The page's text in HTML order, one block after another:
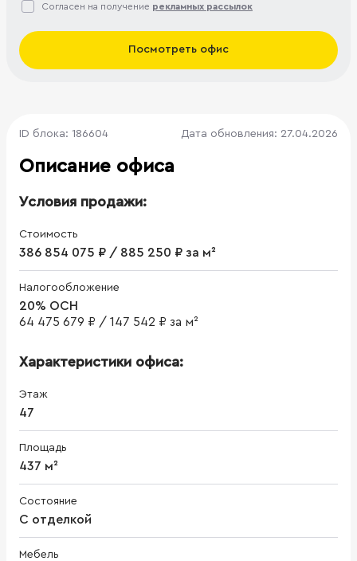
Согласен на получение рекламных рассылок
Посмотреть офис
ID блока: 186604 Дата обновления: 27.04.2026
Описание офиса
Условия продажи:
Стоимость
386 854 075 ₽ / 885 250 ₽ за м²
Налогообложение
20% ОСН
64 475 679 ₽ / 147 542 ₽ за м²
Характеристики офиса:
Этаж
47
Площадь
437 м²
Состояние
С отделкой
Мебель